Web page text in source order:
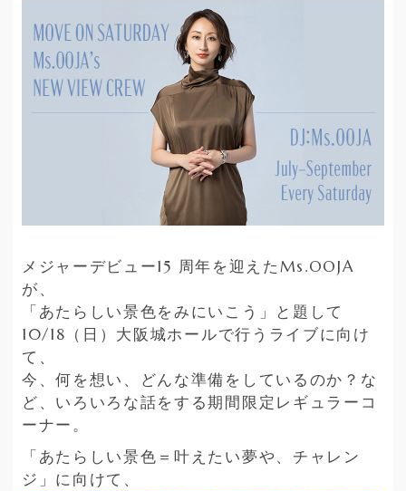
メジャーデビュー15 周年を迎えたMs.OOJA
が、
「あたらしい景色をみにいこう」と題して
10/18 （日）大阪城ホールで行うライブに向け
て、
今、何を想い、どんな準備をしているのか？な
ど、いろいろな話をする期間限定レギュラーコ
ーナー。
「あたらしい景色＝叶えたい夢や、チャレン
ジ」に向けて、